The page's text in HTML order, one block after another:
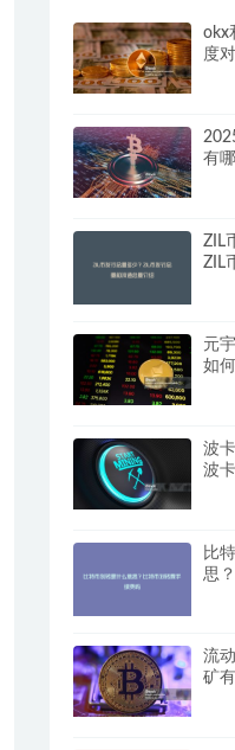
okx
度
有
ZIL
ZIL
元
如
波
波
比
思
流
矿